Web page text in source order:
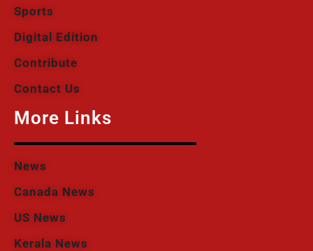
Sports
Digital Edition
Contribute
Contact Us
More Links
News
Canada News
US News
Kerala News